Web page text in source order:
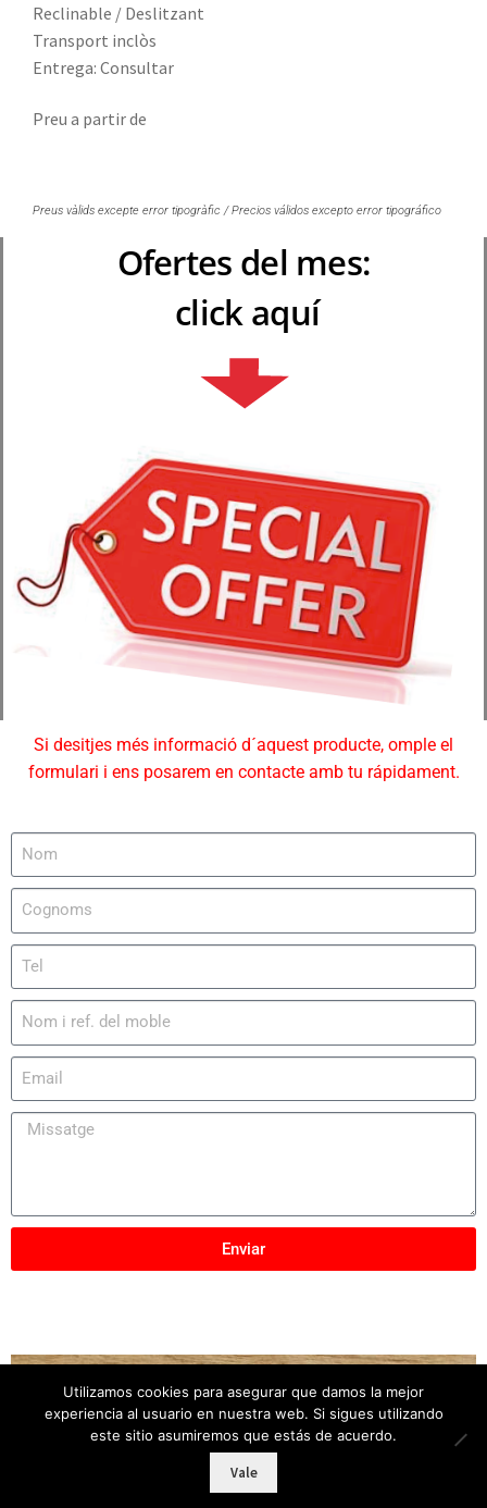
Reclinable / Deslitzant
Transport inclòs
Entrega: Consultar
Preu a partir de
Preus vàlids excepte error tipogràfic / Precios válidos excepto error tipográfico
Ofertes del mes:
click aquí
Si desitjes més informació d´aquest producte, omple el
formulari i ens posarem en contacte amb tu rápidament.
Enviar
Copyright © 2025 Mobles Elber – Tots els drets
reservats
Utilizamos cookies para asegurar que damos la mejor
experiencia al usuario en nuestra web. Si sigues utilizando
este sitio asumiremos que estás de acuerdo.
Vale